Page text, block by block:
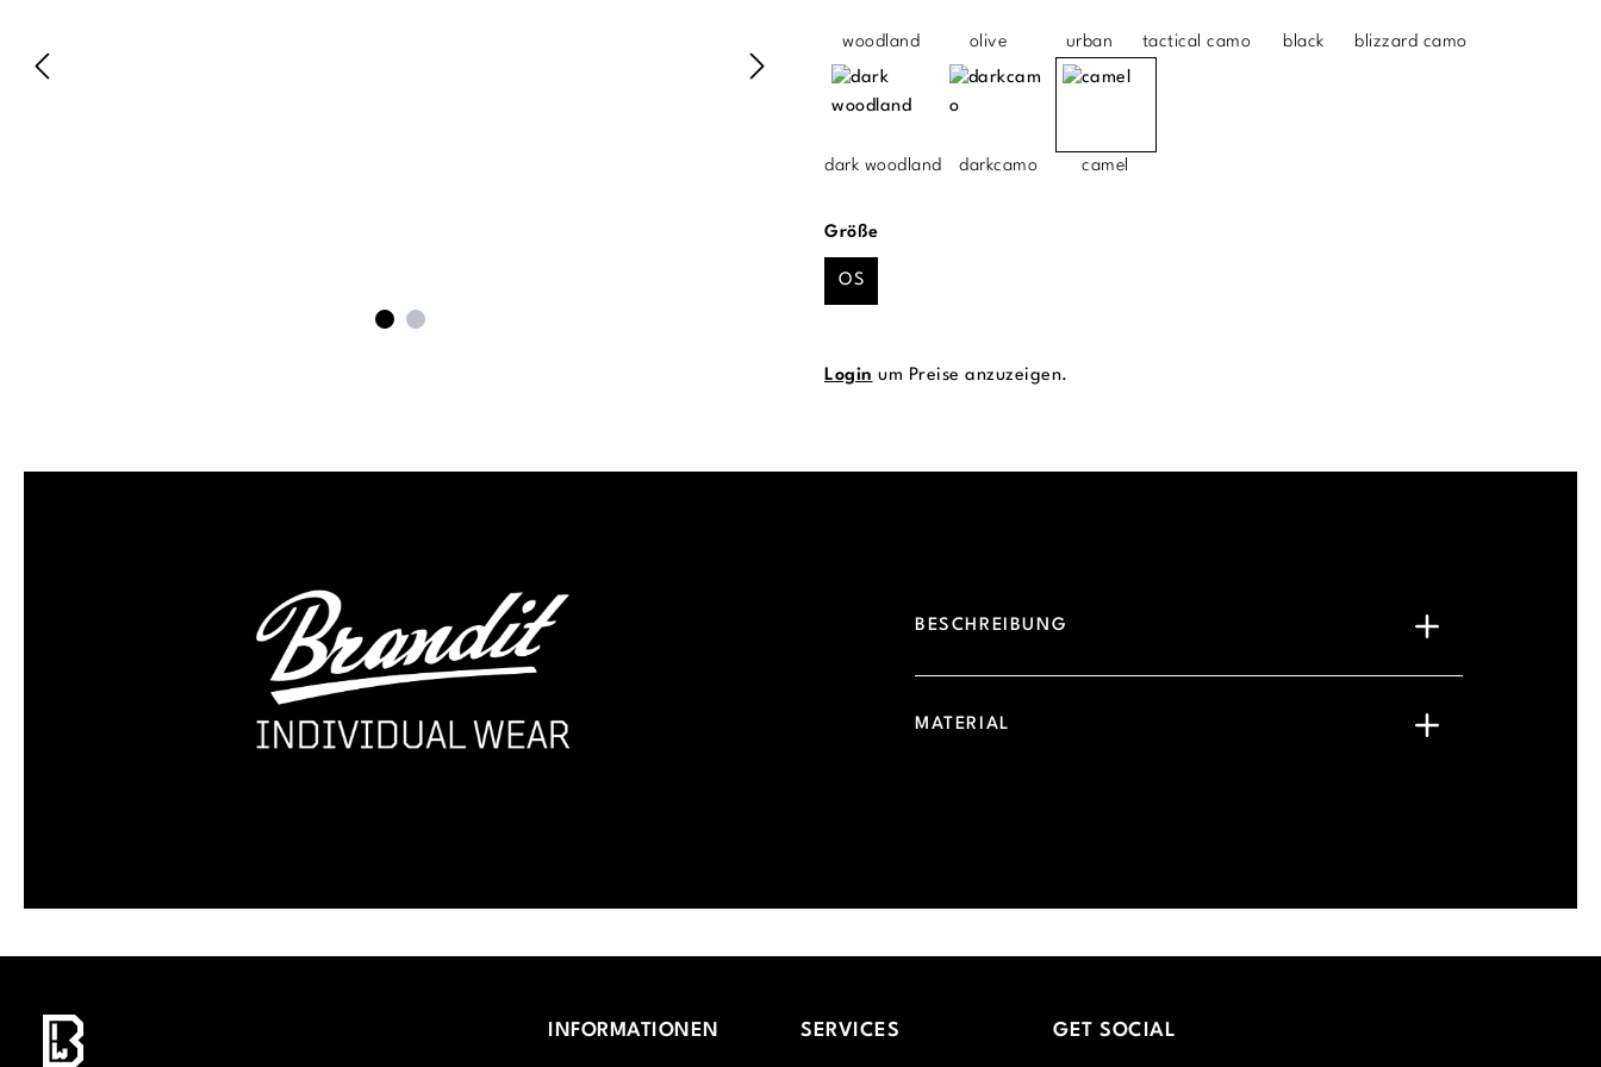
woodland olive urban tactical camo black blizzard camo
dark woodland darkcamo camel
Größeauswählen
OS
Login um Preise anzuzeigen.
BESCHREIBUNG
MATERIAL
INFORMATIONEN SERVICES GET SOCIAL